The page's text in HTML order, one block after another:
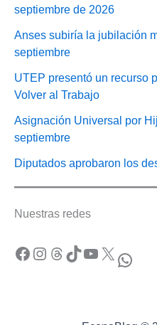
septiembre de 2026
Anses subiría la jubilación
septiembre
UTEP presentó un recurso
Volver al Trabajo
Asignación Universal por
septiembre
Diputados aprobaron los
Nuestras redes
Facebook Instagram Threads TikTok YouTube X WhatsApp